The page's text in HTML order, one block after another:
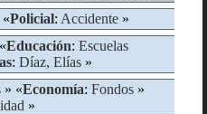
«Policial: Accidente »
Educación: Escuelas
: Díaz, Elías »
» «Economía: Fondos »
»